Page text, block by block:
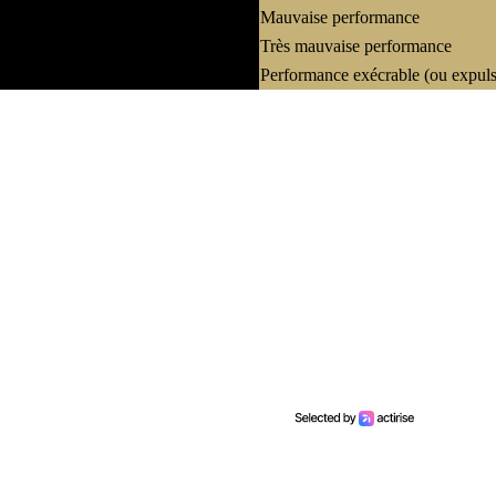
Mauvaise performance
Très mauvaise performance
Performance exécrable (ou